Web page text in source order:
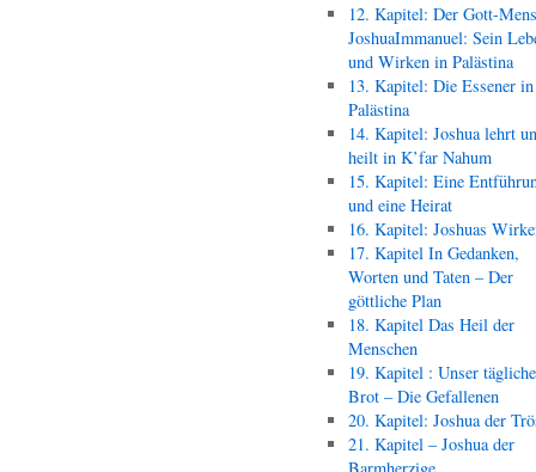
12. Kapitel: Der Gott-
JoshuaImmanuel: Sein
und Wirken in Palästina
13. Kapitel: Die Essener in
Palästina
14. Kapitel: Joshua lehrt
heilt in K’far Nahum
15. Kapitel: Eine
und eine Heirat
16. Kapitel: Joshuas
17. Kapitel In Gedanken,
Worten und Taten – Der
göttliche Plan
18. Kapitel Das Heil der
Menschen
19. Kapitel : Unser
Brot – Die Gefallenen
20. Kapitel: Joshua der
21. Kapitel – Joshua der